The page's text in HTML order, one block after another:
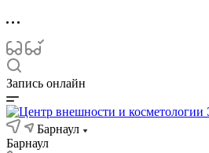
Запись онлайн
Барнаул
Барнаул